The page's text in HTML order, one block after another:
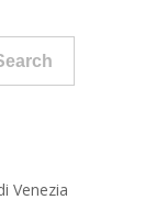
Venezia